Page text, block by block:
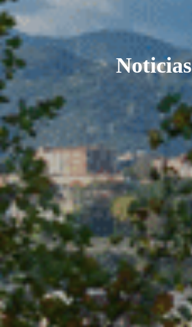
Noticias